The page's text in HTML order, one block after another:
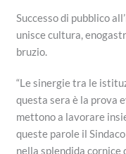
Successo di pubblico
unisce cultura,
bruzio.
“Le sinergie tra le
questa sera è la prova
mettono a lavorare
queste parole il
nella splendida cornice